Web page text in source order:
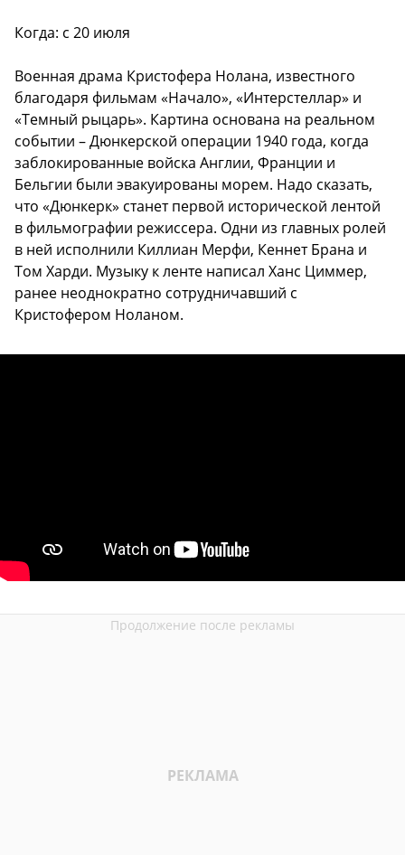
Когда: с 20 июля
Военная драма Кристофера Нолана, известного
благодаря фильмам «Начало», «Интерстеллар» и
«Темный рыцарь». Картина основана на реальном
событии – Дюнкерской операции 1940 года, когда
заблокированные войска Англии, Франции и
Бельгии были эвакуированы морем. Надо сказать,
что «Дюнкерк» станет первой исторической лентой
в фильмографии режиссера. Одни из главных ролей
в ней исполнили Киллиан Мерфи, Кеннет Брана и
Том Харди. Музыку к ленте написал Ханс Циммер,
ранее неоднократно сотрудничавший с
Кристофером Ноланом.